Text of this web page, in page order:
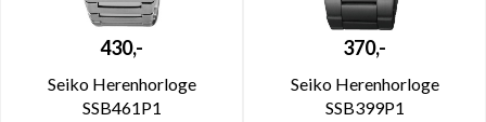
430,-
Seiko Herenhorloge
SSB461P1
370,-
Seiko Herenhorloge
SSB399P1